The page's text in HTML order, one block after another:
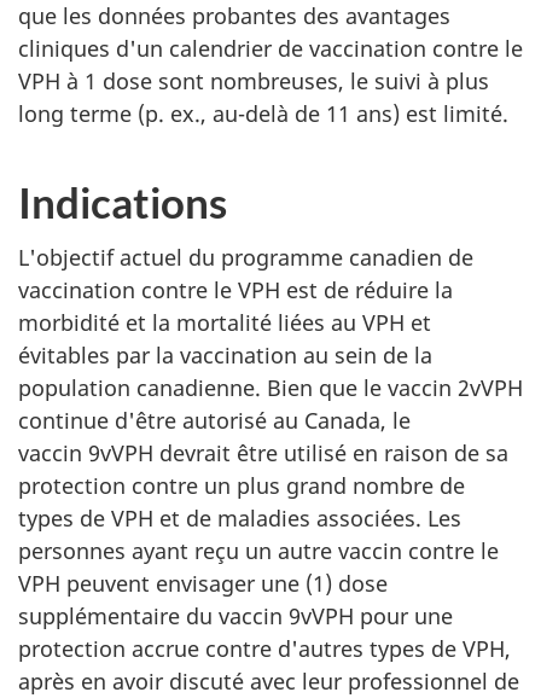
que les données probantes des avantages
cliniques d'un calendrier de vaccination contre le
VPH à 1 dose sont nombreuses, le suivi à plus
long terme (p. ex., au-delà de 11 ans) est limité.
Indications
L'objectif actuel du programme canadien de
vaccination contre le VPH est de réduire la
morbidité et la mortalité liées au VPH et
évitables par la vaccination au sein de la
population canadienne. Bien que le vaccin 2vVPH
continue d'être autorisé au Canada, le
vaccin 9vVPH devrait être utilisé en raison de sa
protection contre un plus grand nombre de
types de VPH et de maladies associées. Les
personnes ayant reçu un autre vaccin contre le
VPH peuvent envisager une (1) dose
supplémentaire du vaccin 9vVPH pour une
protection accrue contre d'autres types de VPH,
après en avoir discuté avec leur professionnel de